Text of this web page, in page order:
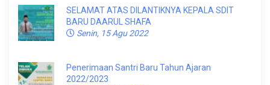
SELAMAT ATAS DILANTIKNYA KEPALA SDIT
BARU DAARUL SHAFA
Senin, 15 Agu 2022
Penerimaan Santri Baru Tahun Ajaran
2022/2023